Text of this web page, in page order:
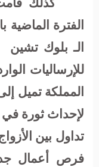
كذلك
الفترة الماضية
الـ بلوك تشين
للإرساليات
المملكة تميل
لإحداث ثورة
تداول بين
فرص أعمال